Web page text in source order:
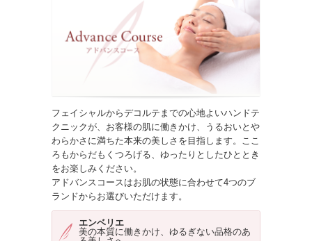
フェイシャルからデコルテまでの心地よいハンドテ
クニックが、お客様の肌に働きかけ、うるおいとや
わらかさに満ちた本来の美しさを目指します。ここ
ろもからだもくつろげる、ゆったりとしたひととき
をお楽しみください。
アドバンスコースはお肌の状態に合わせて4つのブ
ランドからお選びいただけます。
エンベリエ
美の本質に働きかけ、ゆるぎない品格のあ